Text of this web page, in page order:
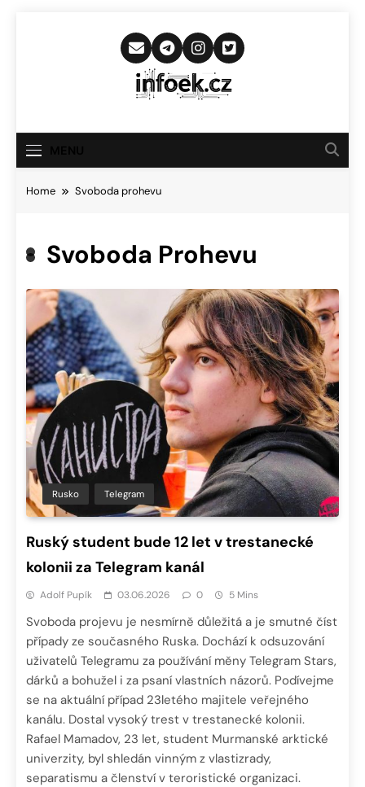
Infoek.cz
Novinkám
Home Svoboda prohevu
Svoboda Prohevu
Rusko Telegram
Ruský student bude 12 let v trestanecké
kolonii za Telegram kanál
Adolf Pupík 03.06.2026 0 5 Mins
Svoboda projevu je nesmírně důležitá a je smutné číst
případy ze současného Ruska. Dochází k odsuzování
uživatelů Telegramu za používání měny Telegram Stars,
dárků a bohužel i za psaní vlastních názorů. Podívejme
se na aktuální případ 23letého majitele veřejného
kanálu. Dostal vysoký trest v trestanecké kolonii.
Rafael Mamadov, 23 let, student Murmanské arktické
univerzity, byl shledán vinným z vlastizrady,
separatismu a členství v teroristické organizaci.